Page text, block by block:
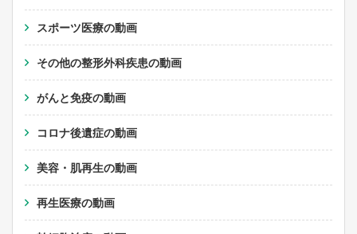
スポーツ医療の動画
その他の整形外科疾患の動画
がんと免疫の動画
コロナ後遺症の動画
美容・肌再生の動画
再生医療の動画